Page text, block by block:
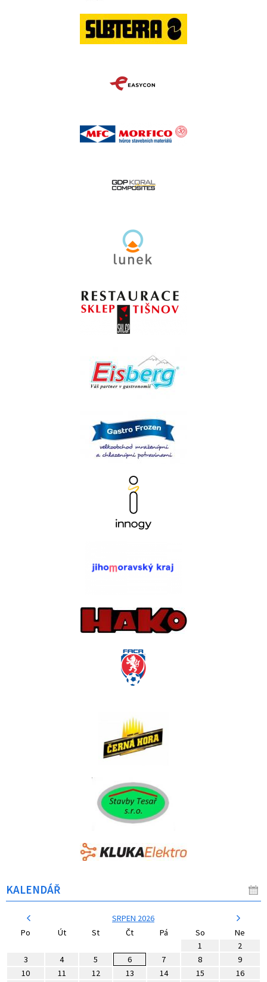
KALENDÁŘ
SRPEN 2026
Po
Út St Čt Pá So
Ne
1
2
3
4 5 6 7 8
9
10
11 12 13 14 15
16